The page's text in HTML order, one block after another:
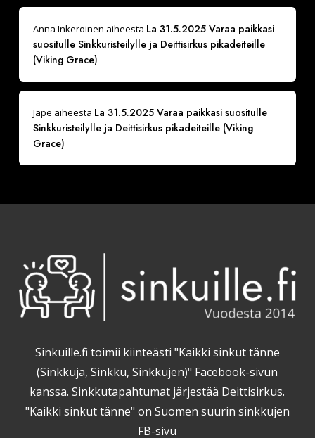
Anna Inkeroinen aiheesta La 31.5.2025 Varaa paikkasi
suositulle Sinkkuristeilylle ja Deittisirkus pikadeiteille
(Viking Grace)
Jape aiheesta La 31.5.2025 Varaa paikkasi suositulle
Sinkkuristeilylle ja Deittisirkus pikadeiteille (Viking
Grace)
Sinkuille.fi toimii kiinteästi "Kaikki sinkut tänne
(Sinkkuja, Sinkku, Sinkkujen)" Facebook-sivun
kanssa. Sinkkutapahtumat järjestää Deittisirkus.
"Kaikki sinkut tänne" on Suomen suurin sinkkujen
FB-sivu